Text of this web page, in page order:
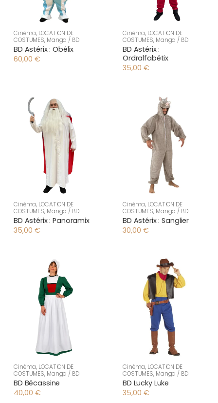
Cinéma, LOCATION DE
COSTUMES, Manga / BD
BD Astérix : Obélix
60,00 €
Cinéma, LOCATION DE
COSTUMES, Manga / BD
BD Astérix :
Ordralfabétix
35,00 €
Cinéma, LOCATION DE
COSTUMES, Manga / BD
BD Astérix : Panoramix
35,00 €
Cinéma, LOCATION DE
COSTUMES, Manga / BD
BD Astérix : Sanglier
30,00 €
Cinéma, LOCATION DE
COSTUMES, Manga / BD
BD Bécassine
40,00 €
Cinéma, LOCATION DE
COSTUMES, Manga / BD
BD Lucky Luke
35,00 €